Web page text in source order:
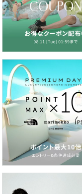
2026.06.26
紫外線＆冷房対策に